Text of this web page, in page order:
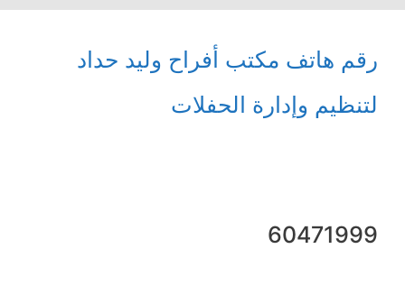
رقم هاتف مكتب أفراح وليد حداد
لتنظيم وإدارة الحفلات
60471999